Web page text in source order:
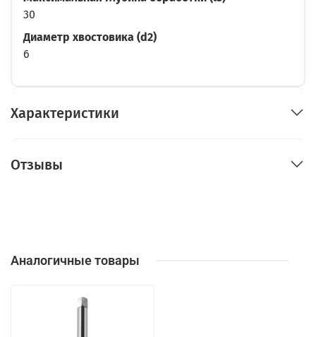
30
Диаметр хвостовика (d2)
6
Характеристики
Отзывы
Аналогичные товары